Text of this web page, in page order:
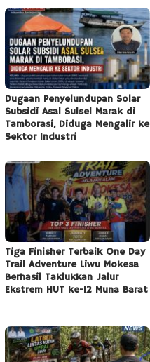
Dugaan Penyelundupan Solar
Subsidi Asal Sulsel Marak di
Tamborasi, Diduga Mengalir ke
Sektor Industri
Tiga Finisher Terbaik One Day
Trail Adventure Liwu Mokesa
Berhasil Taklukkan Jalur
Ekstrem HUT ke-12 Muna Barat